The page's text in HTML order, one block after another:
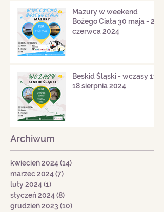
Mazury w weekend
Bożego Ciała 30 maja - 2
czerwca 2024
Beskid Śląski - wczasy 11-
18 sierpnia 2024
Archiwum
kwiecień 2024(14)
marzec 2024(7)
luty 2024(1)
styczeń 2024(8)
grudzień 2023 (10)